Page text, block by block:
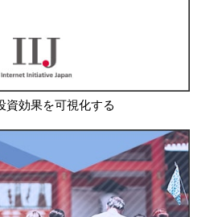
資効果を可視化する